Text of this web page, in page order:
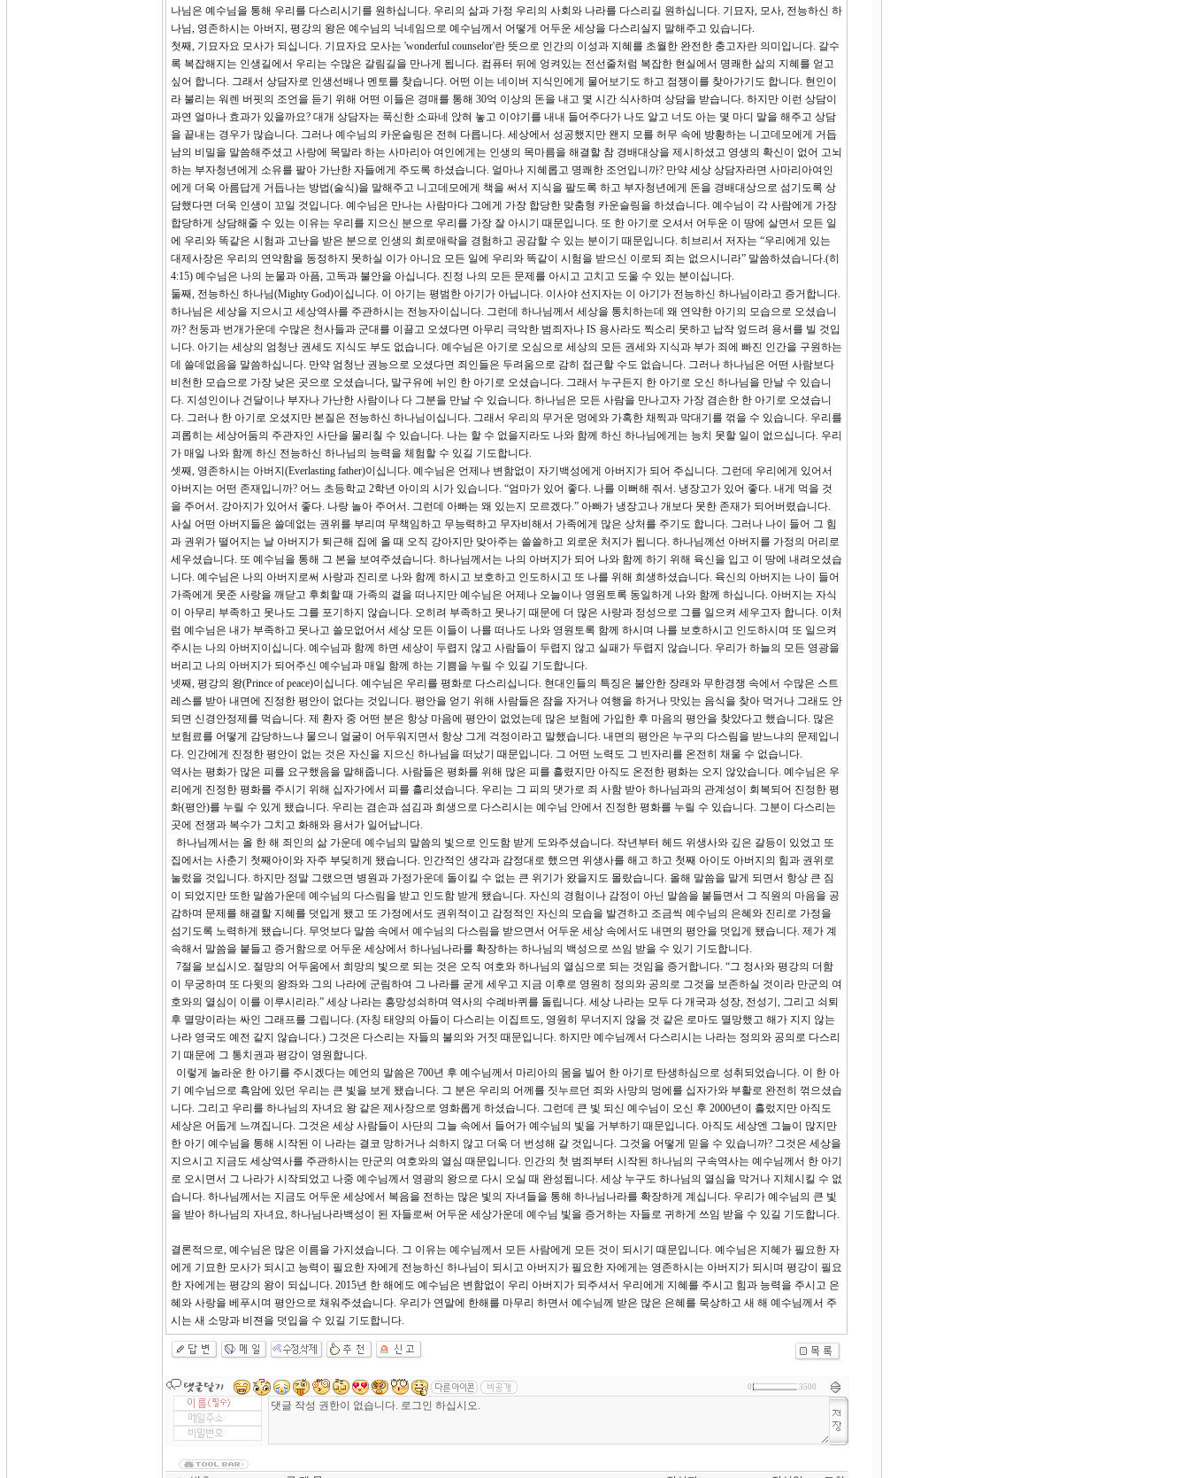
나님은 예수님을 통해 우리를 다스리시기를 원하십니다. 우리의 삶과 가정 우리의 사회와 나라를 다스리길 원하십니다. 기묘자, 모사, 전능하신 하
나님, 영존하시는 아버지, 평강의 왕은 예수님의 닉네임으로 예수님께서 어떻게 어두운 세상을 다스리실지 말해주고 있습니다.
첫째, 기묘자요 모사가 되십니다. 기묘자요 모사는 'wonderful counselor'란 뜻으로 인간의 이성과 지혜를 초월한 완전한 충고자란 의미입니다. 갈수
록 복잡해지는 인생길에서 우리는 수많은 갈림길을 만나게 됩니다. 컴퓨터 뒤에 엉켜있는 전선줄처럼 복잡한 현실에서 명쾌한 삶의 지혜를 얻고
싶어 합니다. 그래서 상담자로 인생선배나 멘토를 찾습니다. 어떤 이는 네이버 지식인에게 물어보기도 하고 점쟁이를 찾아가기도 합니다. 현인이
라 불리는 워렌 버핏의 조언을 듣기 위해 어떤 이들은 경매를 통해 30억 이상의 돈을 내고 몇 시간 식사하며 상담을 받습니다. 하지만 이런 상담이
과연 얼마나 효과가 있을까요? 대개 상담자는 푹신한 소파네 앉혀 놓고 이야기를 내내 들어주다가 나도 알고 너도 아는 몇 마디 말을 해주고 상담
을 끝내는 경우가 많습니다. 그러나 예수님의 카운슬링은 전혀 다릅니다. 세상에서 성공했지만 왠지 모를 허무 속에 방황하는 니고데모에게 거듭
남의 비밀을 말씀해주셨고 사랑에 목말라 하는 사마리아 여인에게는 인생의 목마름을 해결할 참 경배대상을 제시하셨고 영생의 확신이 없어 고뇌
하는 부자청년에게 소유를 팔아 가난한 자들에게 주도록 하셨습니다. 얼마나 지혜롭고 명쾌한 조언입니까? 만약 세상 상담자라면 사마리아여인
에게 더욱 아름답게 거듭나는 방법(술식)을 말해주고 니고데모에게 책을 써서 지식을 팔도록 하고 부자청년에게 돈을 경배대상으로 섬기도록 상
담했다면 더욱 인생이 꼬일 것입니다. 예수님은 만나는 사람마다 그에게 가장 합당한 맞춤형 카운슬링을 하셨습니다. 예수님이 각 사람에게 가장
합당하게 상담해줄 수 있는 이유는 우리를 지으신 분으로 우리를 가장 잘 아시기 때문입니다. 또 한 아기로 오셔서 어두운 이 땅에 살면서 모든 일
에 우리와 똑같은 시험과 고난을 받은 분으로 인생의 희로애락을 경험하고 공감할 수 있는 분이기 때문입니다. 히브리서 저자는 “우리에게 있는
대제사장은 우리의 연약함을 동정하지 못하실 이가 아니요 모든 일에 우리와 똑같이 시험을 받으신 이로되 죄는 없으시니라” 말씀하셨습니다.(히
4:15) 예수님은 나의 눈물과 아픔, 고독과 불안을 아십니다. 진정 나의 모든 문제를 아시고 고치고 도울 수 있는 분이십니다.
둘째, 전능하신 하나님(Mighty God)이십니다. 이 아기는 평범한 아기가 아닙니다. 이사야 선지자는 이 아기가 전능하신 하나님이라고 증거합니다.
하나님은 세상을 지으시고 세상역사를 주관하시는 전능자이십니다. 그런데 하나님께서 세상을 통치하는데 왜 연약한 아기의 모습으로 오셨습니
까? 천둥과 번개가운데 수많은 천사들과 군대를 이끌고 오셨다면 아무리 극악한 범죄자나 IS 용사라도 찍소리 못하고 납작 엎드려 용서를 빌 것입
니다. 아기는 세상의 엄청난 권세도 지식도 부도 없습니다. 예수님은 아기로 오심으로 세상의 모든 권세와 지식과 부가 죄에 빠진 인간을 구원하는
데 쓸데없음을 말씀하십니다. 만약 엄청난 권능으로 오셨다면 죄인들은 두려움으로 감히 접근할 수도 없습니다. 그러나 하나님은 어떤 사람보다
비천한 모습으로 가장 낮은 곳으로 오셨습니다, 말구유에 뉘인 한 아기로 오셨습니다. 그래서 누구든지 한 아기로 오신 하나님을 만날 수 있습니
다. 지성인이나 건달이나 부자나 가난한 사람이나 다 그분을 만날 수 있습니다. 하나님은 모든 사람을 만나고자 가장 겸손한 한 아기로 오셨습니
다. 그러나 한 아기로 오셨지만 본질은 전능하신 하나님이십니다. 그래서 우리의 무거운 멍에와 가혹한 채찍과 막대기를 꺾을 수 있습니다. 우리를
괴롭히는 세상어둠의 주관자인 사단을 물리칠 수 있습니다. 나는 할 수 없을지라도 나와 함께 하신 하나님에게는 능치 못할 일이 없으십니다. 우리
가 매일 나와 함께 하신 전능하신 하나님의 능력을 체험할 수 있길 기도합니다.
셋째, 영존하시는 아버지(Everlasting father)이십니다. 예수님은 언제나 변함없이 자기백성에게 아버지가 되어 주십니다. 그런데 우리에게 있어서
아버지는 어떤 존재입니까? 어느 초등학교 2학년 아이의 시가 있습니다. “엄마가 있어 좋다. 나를 이뻐해 줘서. 냉장고가 있어 좋다. 내게 먹을 것
을 주어서. 강아지가 있어서 좋다. 나랑 놀아 주어서. 그런데 아빠는 왜 있는지 모르겠다.” 아빠가 냉장고나 개보다 못한 존재가 되어버렸습니다.
사실 어떤 아버지들은 쓸데없는 권위를 부리며 무책임하고 무능력하고 무자비해서 가족에게 많은 상처를 주기도 합니다. 그러나 나이 들어 그 힘
과 권위가 떨어지는 날 아버지가 퇴근해 집에 올 때 오직 강아지만 맞아주는 쓸쓸하고 외로운 처지가 됩니다. 하나님께선 아버지를 가정의 머리로
세우셨습니다. 또 예수님을 통해 그 본을 보여주셨습니다. 하나님께서는 나의 아버지가 되어 나와 함께 하기 위해 육신을 입고 이 땅에 내려오셨습
니다. 예수님은 나의 아버지로써 사랑과 진리로 나와 함께 하시고 보호하고 인도하시고 또 나를 위해 희생하셨습니다. 육신의 아버지는 나이 들어
가족에게 못준 사랑을 깨닫고 후회할 때 가족의 곁을 떠나지만 예수님은 어제나 오늘이나 영원토록 동일하게 나와 함께 하십니다. 아버지는 자식
이 아무리 부족하고 못나도 그를 포기하지 않습니다. 오히려 부족하고 못나기 때문에 더 많은 사랑과 정성으로 그를 일으켜 세우고자 합니다. 이처
럼 예수님은 내가 부족하고 못나고 쓸모없어서 세상 모든 이들이 나를 떠나도 나와 영원토록 함께 하시며 나를 보호하시고 인도하시며 또 일으켜
주시는 나의 아버지이십니다. 예수님과 함께 하면 세상이 두렵지 않고 사람들이 두렵지 않고 실패가 두렵지 않습니다. 우리가 하늘의 모든 영광을
버리고 나의 아버지가 되어주신 예수님과 매일 함께 하는 기쁨을 누릴 수 있길 기도합니다.
넷째, 평강의 왕(Prince of peace)이십니다. 예수님은 우리를 평화로 다스리십니다. 현대인들의 특징은 불안한 장래와 무한경쟁 속에서 수많은 스트
레스를 받아 내면에 진정한 평안이 없다는 것입니다. 평안을 얻기 위해 사람들은 잠을 자거나 여행을 하거나 맛있는 음식을 찾아 먹거나 그래도 안
되면 신경안정제를 먹습니다. 제 환자 중 어떤 분은 항상 마음에 평안이 없었는데 많은 보험에 가입한 후 마음의 평안을 찾았다고 했습니다. 많은
보험료를 어떻게 감당하느냐 물으니 얼굴이 어두워지면서 항상 그게 걱정이라고 말했습니다. 내면의 평안은 누구의 다스림을 받느냐의 문제입니
다. 인간에게 진정한 평안이 없는 것은 자신을 지으신 하나님을 떠났기 때문입니다. 그 어떤 노력도 그 빈자리를 온전히 채울 수 없습니다.
역사는 평화가 많은 피를 요구했음을 말해줍니다. 사람들은 평화를 위해 많은 피를 흘렸지만 아직도 온전한 평화는 오지 않았습니다. 예수님은 우
리에게 진정한 평화를 주시기 위해 십자가에서 피를 흘리셨습니다. 우리는 그 피의 댓가로 죄 사함 받아 하나님과의 관계성이 회복되어 진정한 평
화(평안)를 누릴 수 있게 됐습니다. 우리는 겸손과 섬김과 희생으로 다스리시는 예수님 안에서 진정한 평화를 누릴 수 있습니다. 그분이 다스리는
곳에 전쟁과 복수가 그치고 화해와 용서가 일어납니다.
하나님께서는 올 한 해 죄인의 삶 가운데 예수님의 말씀의 빛으로 인도함 받게 도와주셨습니다. 작년부터 헤드 위생사와 깊은 갈등이 있었고 또
집에서는 사춘기 첫째아이와 자주 부딪히게 됐습니다. 인간적인 생각과 감정대로 했으면 위생사를 해고 하고 첫째 아이도 아버지의 힘과 권위로
눌렀을 것입니다. 하지만 정말 그랬으면 병원과 가정가운데 돌이킬 수 없는 큰 위기가 왔을지도 몰랐습니다. 올해 말씀을 맡게 되면서 항상 큰 짐
이 되었지만 또한 말씀가운데 예수님의 다스림을 받고 인도함 받게 됐습니다. 자신의 경험이나 감정이 아닌 말씀을 붙들면서 그 직원의 마음을 공
감하며 문제를 해결할 지혜를 덧입게 됐고 또 가정에서도 권위적이고 감정적인 자신의 모습을 발견하고 조금씩 예수님의 은혜와 진리로 가정을
섬기도록 노력하게 됐습니다. 무엇보다 말씀 속에서 예수님의 다스림을 받으면서 어두운 세상 속에서도 내면의 평안을 덧입게 됐습니다. 제가 계
속해서 말씀을 붙들고 증거함으로 어두운 세상에서 하나님나라를 확장하는 하나님의 백성으로 쓰임 받을 수 있기 기도합니다.
7절을 보십시오. 절망의 어두움에서 희망의 빛으로 되는 것은 오직 여호와 하나님의 열심으로 되는 것임을 증거합니다. “그 정사와 평강의 더함
이 무궁하며 또 다윗의 왕좌와 그의 나라에 군림하여 그 나라를 굳게 세우고 지금 이후로 영원히 정의와 공의로 그것을 보존하실 것이라 만군의 여
호와의 열심이 이를 이루시리라.” 세상 나라는 흥망성쇠하며 역사의 수례바퀴를 돌립니다. 세상 나라는 모두 다 개국과 성장, 전성기, 그리고 쇠퇴
후 멸망이라는 싸인 그래프를 그립니다. (자칭 태양의 아들이 다스리는 이집트도, 영원히 무너지지 않을 것 같은 로마도 멸망했고 해가 지지 않는
나라 영국도 예전 같지 않습니다.) 그것은 다스리는 자들의 불의와 거짓 때문입니다. 하지만 예수님께서 다스리시는 나라는 정의와 공의로 다스리
기 때문에 그 통치권과 평강이 영원합니다.
이렇게 놀라운 한 아기를 주시겠다는 예언의 말씀은 700년 후 예수님께서 마리아의 몸을 빌어 한 아기로 탄생하심으로 성취되었습니다. 이 한 아
기 예수님으로 흑암에 있던 우리는 큰 빛을 보게 됐습니다. 그 분은 우리의 어께를 짓누르던 죄와 사망의 멍에를 십자가와 부활로 완전히 꺾으셨습
니다. 그리고 우리를 하나님의 자녀요 왕 같은 제사장으로 영화롭게 하셨습니다. 그런데 큰 빛 되신 예수님이 오신 후 2000년이 흘렀지만 아직도
세상은 어둡게 느껴집니다. 그것은 세상 사람들이 사단의 그늘 속에서 들어가 예수님의 빛을 거부하기 때문입니다. 아직도 세상엔 그늘이 많지만
한 아기 예수님을 통해 시작된 이 나라는 결코 망하거나 쇠하지 않고 더욱 더 번성해 갈 것입니다. 그것을 어떻게 믿을 수 있습니까? 그것은 세상을
지으시고 지금도 세상역사를 주관하시는 만군의 여호와의 열심 때문입니다. 인간의 첫 범죄부터 시작된 하나님의 구속역사는 예수님께서 한 아기
로 오시면서 그 나라가 시작되었고 나중 예수님께서 영광의 왕으로 다시 오실 때 완성됩니다. 세상 누구도 하나님의 열심을 막거나 지체시킬 수 없
습니다. 하나님께서는 지금도 어두운 세상에서 복음을 전하는 많은 빛의 자녀들을 통해 하나님나라를 확장하게 계십니다. 우리가 예수님의 큰 빛
을 받아 하나님의 자녀요, 하나님나라백성이 된 자들로써 어두운 세상가운데 예수님 빛을 증거하는 자들로 귀하게 쓰임 받을 수 있길 기도합니다.
결론적으로, 예수님은 많은 이름을 가지셨습니다. 그 이유는 예수님께서 모든 사람에게 모든 것이 되시기 때문입니다. 예수님은 지혜가 필요한 자
에게 기묘한 모사가 되시고 능력이 필요한 자에게 전능하신 하나님이 되시고 아버지가 필요한 자에게는 영존하시는 아버지가 되시며 평강이 필요
한 자에게는 평강의 왕이 되십니다. 2015년 한 해에도 예수님은 변함없이 우리 아버지가 되주셔서 우리에게 지혜를 주시고 힘과 능력을 주시고 은
혜와 사랑을 베푸시며 평안으로 채워주셨습니다. 우리가 연말에 한해를 마무리 하면서 예수님께 받은 많은 은혜를 묵상하고 새 해 예수님께서 주
시는 새 소망과 비젼을 덧입을 수 있길 기도합니다.
0 3500